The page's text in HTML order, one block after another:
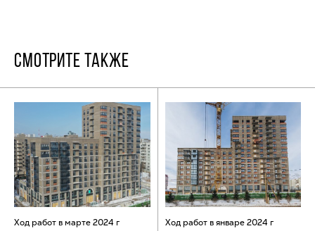
СМОТРИТЕ ТАКЖЕ
Ход работ в марте 2024 г Ход работ в январе 2024 г